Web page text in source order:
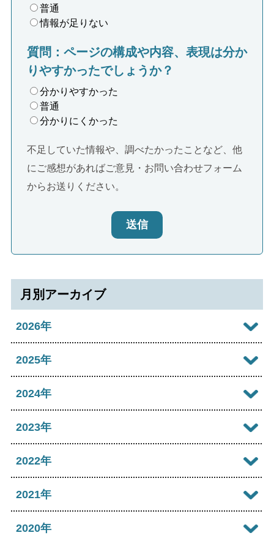
普通
情報が足りない
質問：ページの構成や内容、表現は分か
りやすかったでしょうか？
分かりやすかった
普通
分かりにくかった
不足していた情報や、調べたかったことなど、他
にご感想があればご意見・お問い合わせフォーム
からお送りください。
送信
月別アーカイブ
2026年
2026年08月
2026年06月
2026年04月
2026年03月
2026年02月
2025年
2025年12月
2025年10月
2025年08月
2025年07月
2024年
2024年12月
2024年10月
2024年08月
2023年
2023年12月
2023年10月
2022年
2022年12月
2021年
2021年12月
2020年